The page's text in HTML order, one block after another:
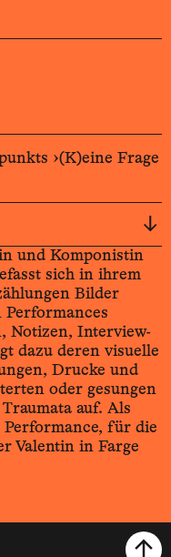
›(K)eine Frage
und Komponistin
sich in ihrem
Bilder
Notizen, Interview-
dazu deren visuelle
Drucke und
oder gesungen
auf. Als
für die
Valentin in Farge